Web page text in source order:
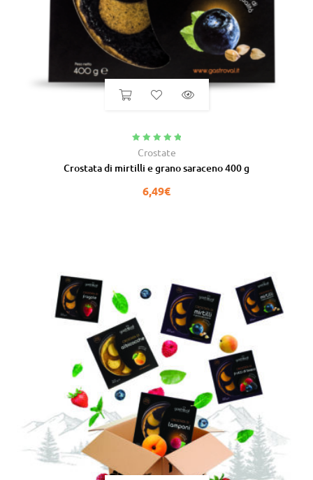
Valutato
5.00
Crostate
Crostata di mirtilli e grano saraceno 400 g
6,49€